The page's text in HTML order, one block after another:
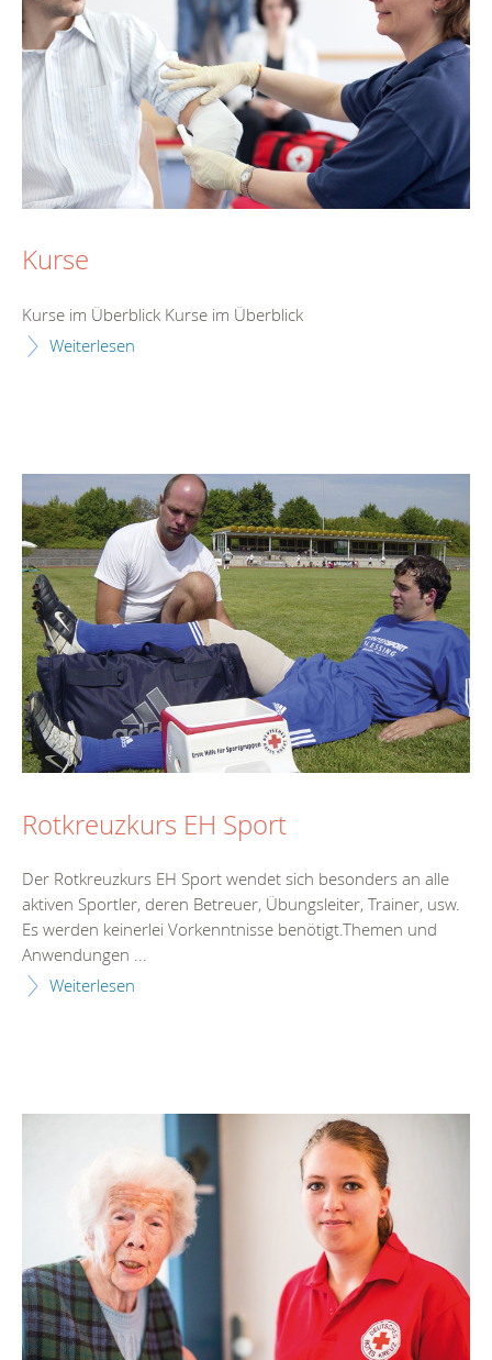
Kurse
Kurse im Überblick Kurse im Überblick
Weiterlesen
Rotkreuzkurs EH Sport
Der Rotkreuzkurs EH Sport wendet sich besonders an alle
aktiven Sportler, deren Betreuer, Übungsleiter, Trainer, usw.
Es werden keinerlei Vorkenntnisse benötigt.Themen und
Anwendungen ...
Weiterlesen